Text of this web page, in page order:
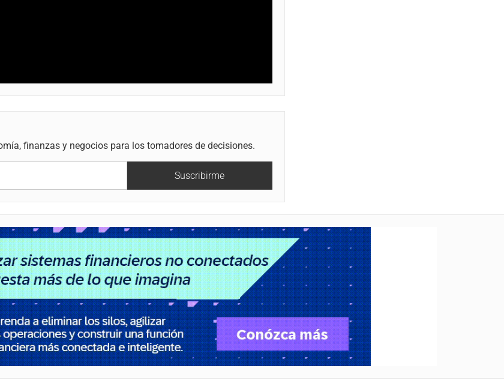
finanzas y negocios para los tomadores de decisiones.
Suscribirme